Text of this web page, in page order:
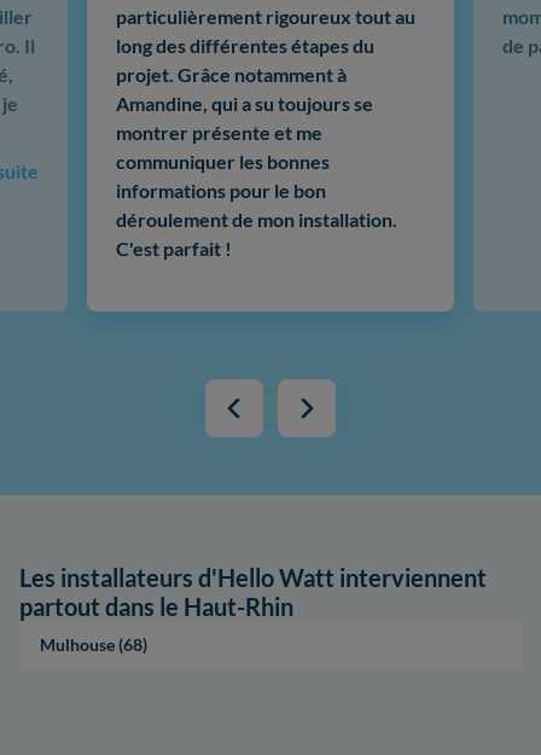
particulièrement rigoureux tout au
long des différentes étapes du
projet. Grâce notamment à
Amandine, qui a su toujours se
montrer présente et me
communiquer les bonnes
informations pour le bon
déroulement de mon installation.
C'est parfait !
de
Il
Les installateurs d'Hello Watt interviennent
partout dans le Haut-Rhin
Mulhouse (68)